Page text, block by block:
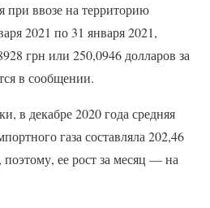
ввозе на территорию
2021 по 31 января 2021,
грн или 250,0946 долларов за
в сообщении.
в декабре 2020 года средняя
газа составляла 202,46
ее рост за месяц — на